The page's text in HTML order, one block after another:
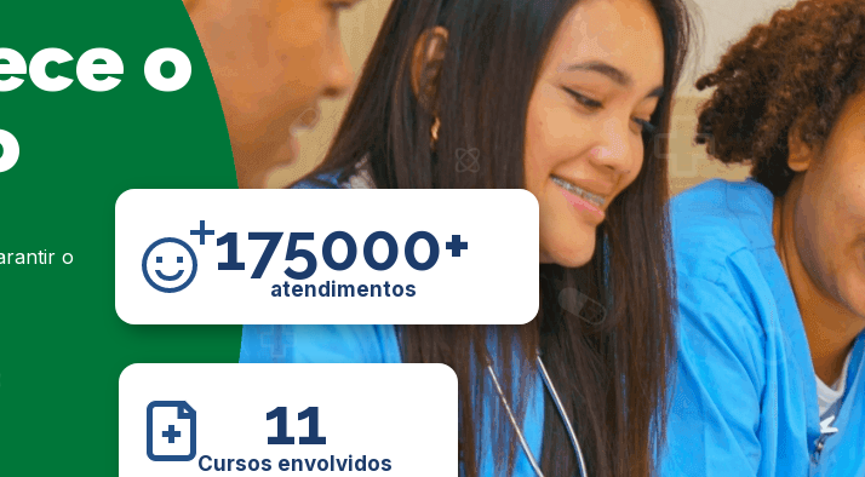
o
o
175000+
atendimentos
11
Cursos envolvidos